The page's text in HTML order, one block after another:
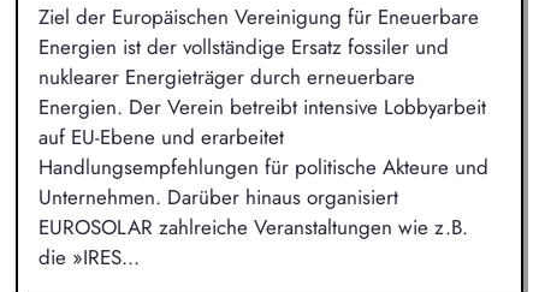
Ziel der Europäischen Vereinigung für Eneuerbare
Energien ist der vollständige Ersatz fossiler und
nuklearer Energieträger durch erneuerbare
Energien. Der Verein betreibt intensive Lobbyarbeit
auf EU-Ebene und erarbeitet
Handlungsempfehlungen für politische Akteure und
Unternehmen. Darüber hinaus organisiert
EUROSOLAR zahlreiche Veranstaltungen wie z.B.
die »IRES...